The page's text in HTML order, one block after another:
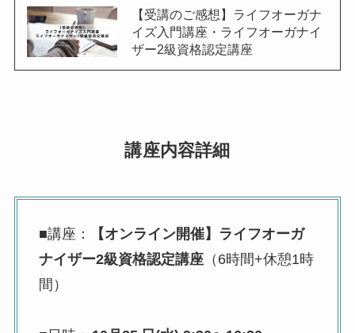
【受講のご感想】ライフオーガナ
イズ入門講座・ライフオーガナイ
ザー2級資格認定講座
講座内容詳細
■講座：
【オンライン開催】ライフオーガ
ナイザー2級資格認定講座（6時間+休憩1時
間）